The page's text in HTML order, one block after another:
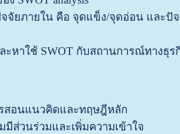
จจัยภายใน คือ จุดแข็ง/จุดอ่อน และ
หาใช้ SWOT กับสถานการณ์ทางธุร
สอนแนวคิดและทฤษฎีหลัก
ส่วนร่วมและเพิ่มความเข้าใจ